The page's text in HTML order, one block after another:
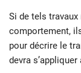
Si de tels travaux
comportement,
pour décrire le
devra